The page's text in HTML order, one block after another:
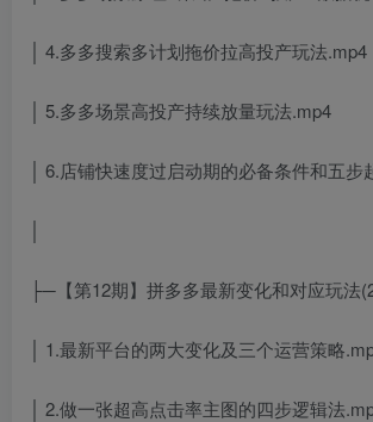
│ 4.多多搜索多计划拖价拉高投产玩法.mp4
│ 5.多多场景高投产持续放量玩法.mp4
│ 6.店铺快速度过启动期的必备条件和五步
│
├─【第12期】拼多多最新变化和对应玩法
│ 1.最新平台的两大变化及三个运营策略
│ 2.做一张超高点击率主图的四步逻辑法